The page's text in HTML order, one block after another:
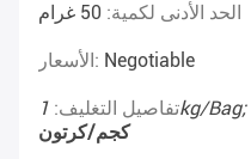
الحد الأدنى لكمية: 50 غرام
الأسعار: Negotiable
تفاصيل التغليف:1kg/Bag;
كجم/كرتون